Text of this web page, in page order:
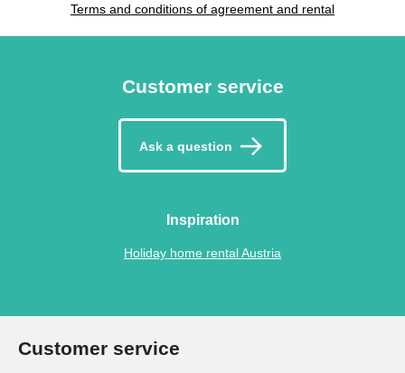
Terms and conditions of agreement and rental
Customer service
Ask a question
Inspiration
Holiday home rental Austria
Customer service